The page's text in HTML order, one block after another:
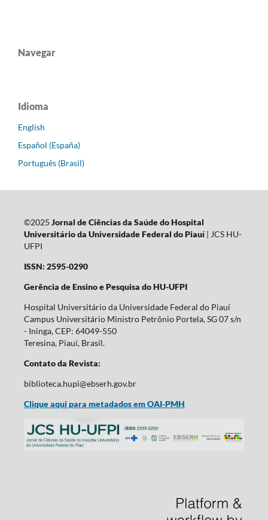
Navegar
Idioma
English
Español (España)
Português (Brasil)
©2025 Jornal de Ciências da Saúde do Hospital
Universitário da Universidade Federal do Piauí| JCS HU-
UFPI
ISSN: 2595-0290
Gerência de Ensino e Pesquisa do HU-UFPI
Hospital Universitário da Universidade Federal do Piauí
Campus Universitário Ministro Petrônio Portela, SG 07 s/n
- Ininga, CEP: 64049-550
Teresina, Piauí, Brasil.
Contato da Revista:
biblioteca.hupi@ebserh.gov.br
Clique aqui para metadados em OAI-PMH